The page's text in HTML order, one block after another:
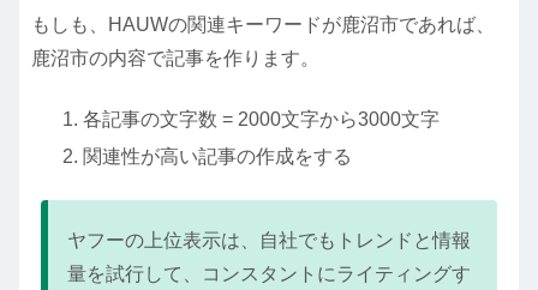
もしも、HAUWの関連キーワードが鹿沼市であれば、
鹿沼市の内容で記事を作ります。
各記事の文字数 = 2000文字から3000文字
関連性が高い記事の作成をする
ヤフーの上位表示は、自社でもトレンドと情報
量を試行して、コンスタントにライティングす